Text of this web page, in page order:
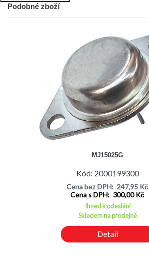
Podobné zboží
MJ15025G
Kód: 2000199300
Cena bez DPH: 247,95 Kč
Cena s DPH: 300,00 Kč
Ihned k odeslání
Skladem na prodejně
Detail